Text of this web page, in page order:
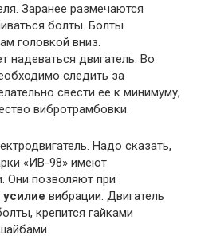
Заранее размечаются
болты. Болты
головкой вниз.
надеваться двигатель. Во
следить за
свести ее к минимуму,
вибротрамбовки.
Надо сказать,
«ИВ-98» имеют
Они позволяют при
усилие вибрации. Двигатель
крепится гайками